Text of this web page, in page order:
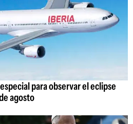
para observar el eclipse
agosto